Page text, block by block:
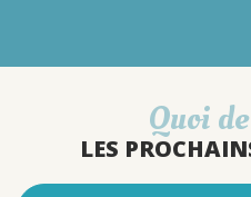
Quoi
LES